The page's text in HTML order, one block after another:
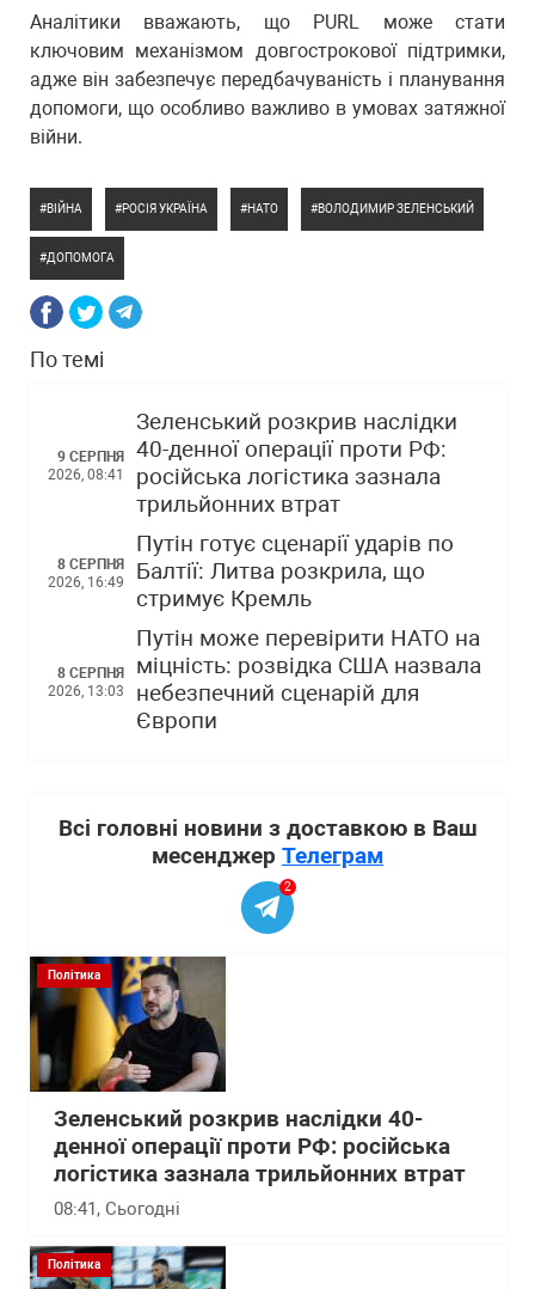
Аналітики вважають, що PURL може стати
ключовим механізмом довгострокової підтримки,
адже він забезпечує передбачуваність і планування
допомоги, що особливо важливо в умовах затяжної
війни.
ВІЙНА РОСІЯ УКРАЇНА НАТО ВОЛОДИМИР ЗЕЛЕНСЬКИЙ
ДОПОМОГА
По темі
9 СЕРПНЯ
2026, 08:41
Зеленський розкрив наслідки
40-денної операції проти РФ:
російська логістика зазнала
трильйонних втрат
8 СЕРПНЯ
2026, 16:49
Путін готує сценарії ударів по
Балтії: Литва розкрила, що
стримує Кремль
8 СЕРПНЯ
2026, 13:03
Путін може перевірити НАТО на
міцність: розвідка США назвала
небезпечний сценарій для
Європи
Всі головні новини з доставкою в Ваш
месенджер Телеграм
2
Політика
Зеленський розкрив наслідки 40-
денної операції проти РФ: російська
логістика зазнала трильйонних втрат
08:41, Сьогодні
Політика